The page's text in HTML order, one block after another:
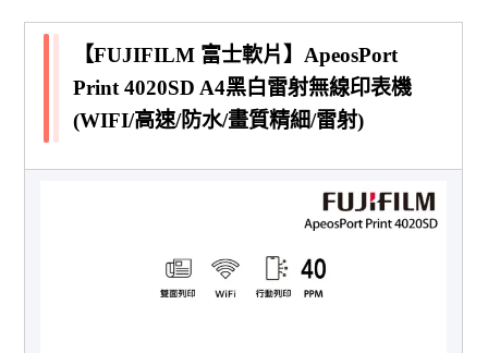
【FUJIFILM 富士軟片】ApeosPort
Print 4020SD A4黑白雷射無線印表機
(WIFI/高速/防水/畫質精細/雷射)